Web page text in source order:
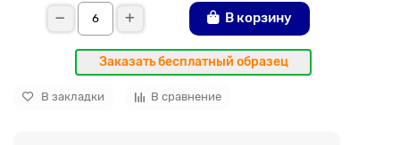
В корзину
Заказать бесплатный образец
В закладки В сравнение